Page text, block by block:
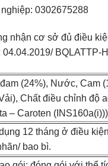
0302675288
nhận cơ sở đủ điều
BQLATTP-
(24%), Nước, Cam
Chất điều chỉnh độ
– Caroten
12 tháng ở điều
bao bì.